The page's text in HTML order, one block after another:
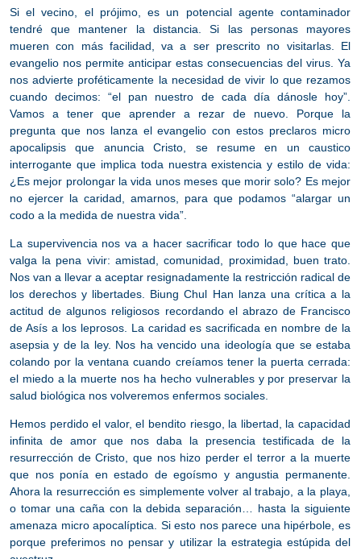
Si el vecino, el prójimo, es un potencial agente contaminador
tendré que mantener la distancia. Si las personas mayores
mueren con más facilidad, va a ser prescrito no visitarlas. El
evangelio nos permite anticipar estas consecuencias del virus. Ya
nos advierte proféticamente la necesidad de vivir lo que rezamos
cuando decimos: “el pan nuestro de cada día dánosle hoy”.
Vamos a tener que aprender a rezar de nuevo. Porque la
pregunta que nos lanza el evangelio con estos preclaros micro
apocalipsis que anuncia Cristo, se resume en un caustico
interrogante que implica toda nuestra existencia y estilo de vida:
¿Es mejor prolongar la vida unos meses que morir solo? Es mejor
no ejercer la caridad, amarnos, para que podamos “alargar un
codo a la medida de nuestra vida”.
La supervivencia nos va a hacer sacrificar todo lo que hace que
valga la pena vivir: amistad, comunidad, proximidad, buen trato
Nos van a llevar a aceptar resignadamente la restricción radical de
los derechos y libertades. Biung Chul Han lanza una crítica a la
actitud de algunos religiosos recordando el abrazo de Francisco
de Asís a los leprosos. La caridad es sacrificada en nombre de la
asepsia y de la ley. Nos ha vencido una ideología que se estaba
colando por la ventana cuando creíamos tener la puerta cerrada:
el miedo a la muerte nos ha hecho vulnerables y por preservar la
salud biológica nos volveremos enfermos sociales.
Hemos perdido el valor, el bendito riesgo, la libertad, la capacidad
infinita de amor que nos daba la presencia testificada de la
resurrección de Cristo, que nos hizo perder el terror a la muerte
que nos ponía en estado de egoísmo y angustia permanente.
Ahora la resurrección es simplemente volver al trabajo, a la playa,
o tomar una caña con la debida separación… hasta la siguiente
amenaza micro apocalíptica. Si esto nos parece una hipérbole, es
porque preferimos no pensar y utilizar la estrategia estúpida del